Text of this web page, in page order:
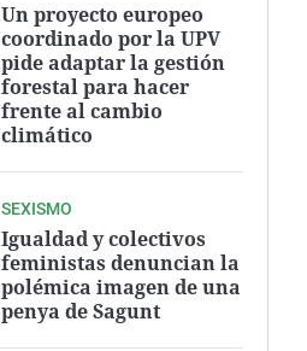
Un proyecto europeo
coordinado por la UPV
pide adaptar la gestión
forestal para hacer
frente al cambio
climático
SEXISMO
Igualdad y colectivos
feministas denuncian la
polémica imagen de una
penya de Sagunt